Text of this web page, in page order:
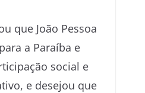
que João Pessoa
a Paraíba e
social e
e desejou que